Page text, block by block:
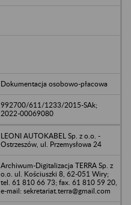
Dokumentacja osobowo-płacowa
992700/611/1233/2015-SAk;
2022-00069080
LEONI AUTOKABEL Sp. z o.o. -
Ostrzeszów, ul. Przemysłowa 24
Archiwum-Digitalizacja TERRA Sp. z
o.o. ul. Kościuszki 8, 62-051 Wiry;
tel. 61 810 66 73; fax. 61 810 59 20,
e-mail: sekretariat.terra@gmail.com